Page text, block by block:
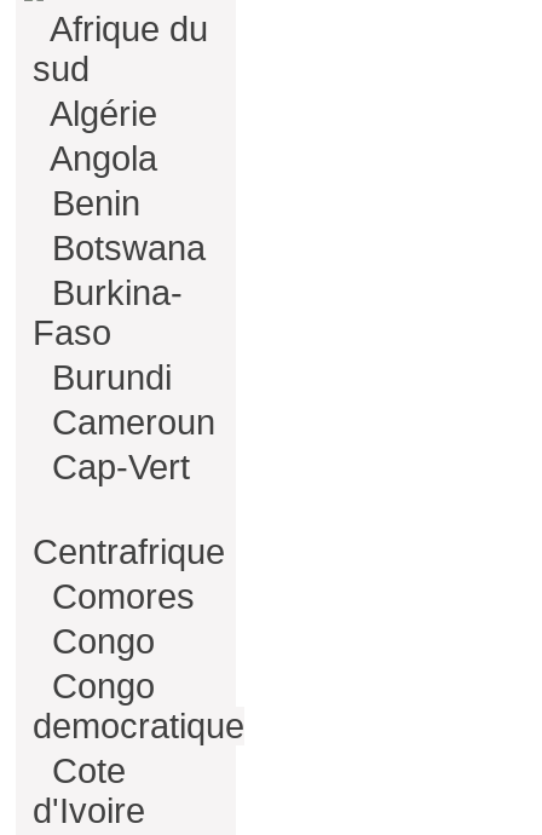
Afrique du
sud
Algérie
Angola
Benin
Botswana
Burkina-
Faso
Burundi
Cameroun
Cap-Vert
Centrafrique
Comores
Congo
Congo
democratique
Cote
d'Ivoire